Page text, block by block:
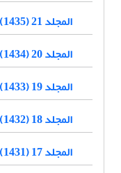
المجلد 21 (1435)
المجلد 20 (1434)
المجلد 19 (1433)
المجلد 18 (1432)
المجلد 17 (1431)